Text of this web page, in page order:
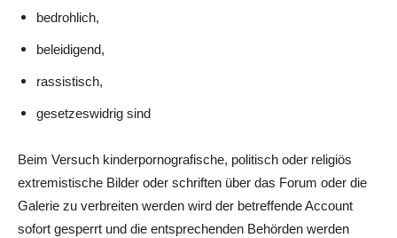
bedrohlich,
beleidigend,
rassistisch,
gesetzeswidrig sind
Beim Versuch kinderpornografische, politisch oder religiös
extremistische Bilder oder schriften über das Forum oder die
Galerie zu verbreiten werden wird der betreffende Account
sofort gesperrt und die entsprechenden Behörden werden